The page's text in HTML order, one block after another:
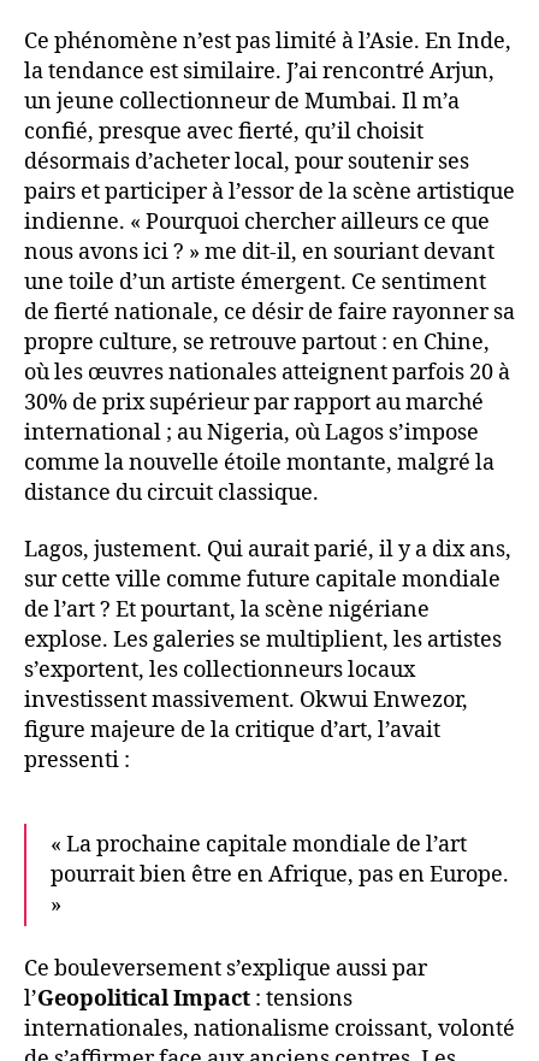
Ce phénomène n’est pas limité à l’Asie. En Inde,
la tendance est similaire. J’ai rencontré Arjun,
un jeune collectionneur de Mumbai. Il m’a
confié, presque avec fierté, qu’il choisit
désormais d’acheter local, pour soutenir ses
pairs et participer à l’essor de la scène artistique
indienne. « Pourquoi chercher ailleurs ce que
nous avons ici ? » me dit-il, en souriant devant
une toile d’un artiste émergent. Ce sentiment
de fierté nationale, ce désir de faire rayonner sa
propre culture, se retrouve partout : en Chine,
où les œuvres nationales atteignent parfois 20 à
30% de prix supérieur par rapport au marché
international ; au Nigeria, où Lagos s’impose
comme la nouvelle étoile montante, malgré la
distance du circuit classique.
Lagos, justement. Qui aurait parié, il y a dix ans,
sur cette ville comme future capitale mondiale
de l’art ? Et pourtant, la scène nigériane
explose. Les galeries se multiplient, les artistes
s’exportent, les collectionneurs locaux
investissent massivement. Okwui Enwezor,
figure majeure de la critique d’art, l’avait
pressenti :
« La prochaine capitale mondiale de l’art
pourrait bien être en Afrique, pas en Europe.
»
Ce bouleversement s’explique aussi par
l’Geopolitical Impact : tensions
internationales, nationalisme croissant, volonté